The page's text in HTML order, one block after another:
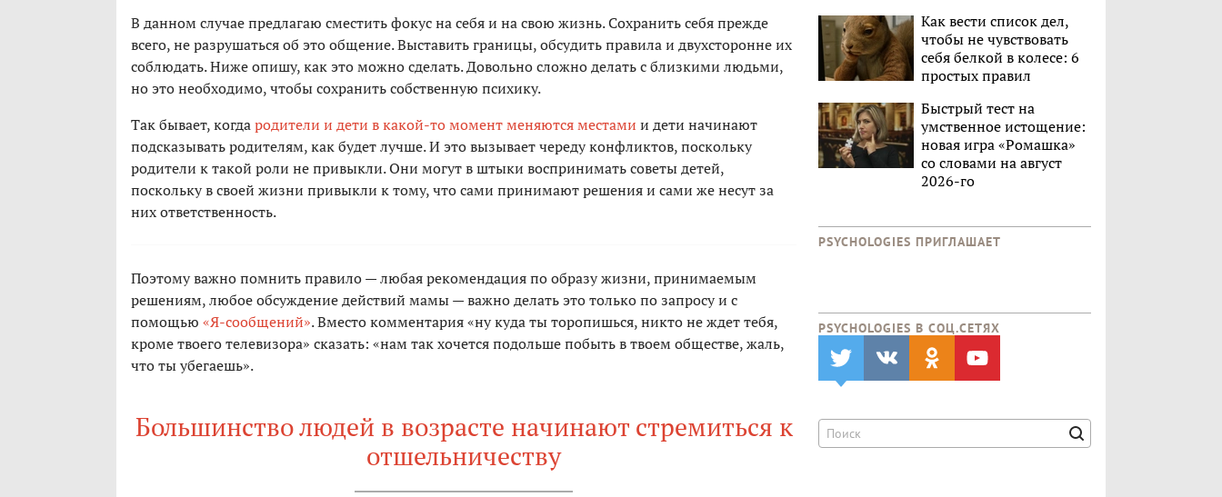
В данном случае предлагаю сместить фокус на себя и на свою жизнь. Сохранить себя прежде
всего, не разрушаться об это общение. Выставить границы, обсудить правила и двухсторонне их
соблюдать. Ниже опишу, как это можно сделать. Довольно сложно делать с близкими людьми,
но это необходимо, чтобы сохранить собственную психику.
Так бывает, когдародители и дети в какой-то момент меняются местами и дети начинают
подсказывать родителям, как будет лучше. И это вызывает череду конфликтов, поскольку
родители к такой роли не привыкли. Они могут в штыки воспринимать советы детей,
поскольку в своей жизни привыкли к тому, что сами принимают решения и сами же несут за
них ответственность.
Поэтому важно помнить правило — любая рекомендация по образу жизни, принимаемым
решениям, любое обсуждение действий мамы — важно делать это только по запросу и с
помощью «Я-сообщений». Вместо комментария «ну куда ты торопишься, никто не ждет тебя,
кроме твоего телевизора» сказать: «нам так хочется подольше побыть в твоем обществе, жаль,
что ты убегаешь».
Большинство людей в возрасте начинают стремиться к
отшельничеству
Как вести список дел,
чтобы не чувствовать
себя белкой в колесе: 6
простых правил
Быстрый тест на
умственное истощение:
новая игра «Ромашка»
со словами на август
2026-го
PSYCHOLOGIES ПРИГЛАШАЕТ
PSYCHOLOGIES В CОЦ.СЕТЯХ